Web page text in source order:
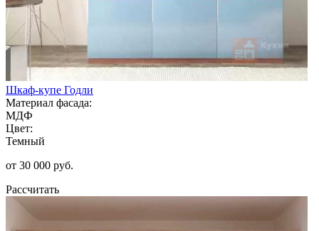
Шкаф-купе Годли
Материал фасада:
МДФ
Цвет:
Темный
от 30 000 руб.
Рассчитать